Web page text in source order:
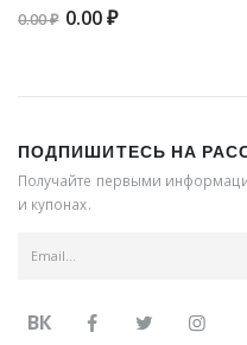
0.00 ₽ 0.00 ₽
ПОДПИШИТЕСЬ НА
Получайте первыми
и купонах.
ВК